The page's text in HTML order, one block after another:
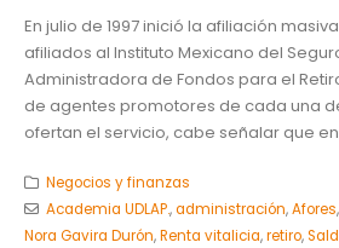
En julio de 1997 inició la afiliación
afiliados al Instituto Mexicano del
Administradora de Fondos para el
de agentes promotores de cada una
ofertan el servicio, cabe señalar que
Negocios y finanzas
Academia UDLAP.,administración,Afores,
Nora Gavira Durón,Renta vitalicia,retiro,